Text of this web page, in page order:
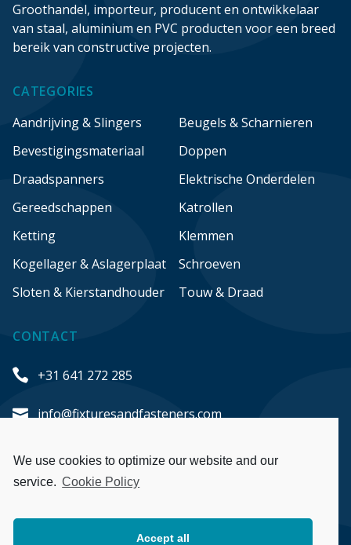
Groothandel, importeur, producent en ontwikkelaar
van staal, aluminium en PVC producten voor een breed
bereik van constructive projecten.
CATEGORIES
Aandrijving & Slingers
Beugels & Scharnieren
Bevestigingsmateriaal
Doppen
Draadspanners
Elektrische Onderdelen
Gereedschappen
Katrollen
Ketting
Klemmen
Kogellager & Aslagerplaat
Schroeven
Sloten & Kierstandhouder
Touw & Draad
CONTACT
+31 641 272 285
info@fixturesandfasteners.com
Honderdland 548
2676 LT Maasdijk
The Netherlands
We use cookies to optimize our website and our
service. Cookie Policy
Accept all